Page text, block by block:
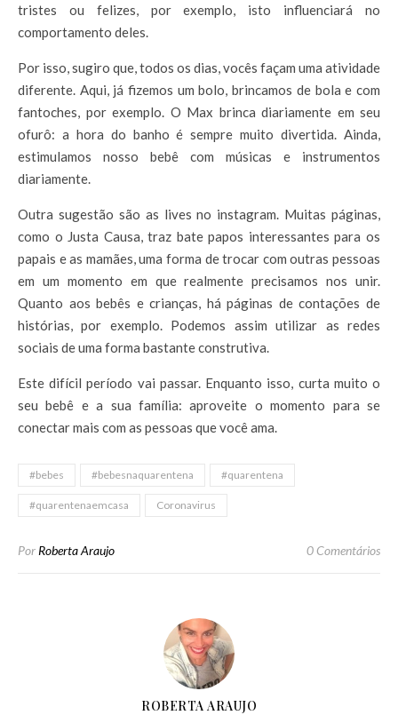
tristes ou felizes, por exemplo, isto influenciará no
comportamento deles.
Por isso, sugiro que, todos os dias, vocês façam uma atividade
diferente. Aqui, já fizemos um bolo, brincamos de bola e com
fantoches, por exemplo. O Max brinca diariamente em seu
ofurô: a hora do banho é sempre muito divertida. Ainda,
estimulamos nosso bebê com músicas e instrumentos
diariamente.
Outra sugestão são as lives no instagram. Muitas páginas,
como o Justa Causa, traz bate papos interessantes para os
papais e as mamães, uma forma de trocar com outras pessoas
em um momento em que realmente precisamos nos unir.
Quanto aos bebês e crianças, há páginas de contações de
histórias, por exemplo. Podemos assim utilizar as redes
sociais de uma forma bastante construtiva.
Este difícil período vai passar. Enquanto isso, curta muito o
seu bebê e a sua família: aproveite o momento para se
conectar mais com as pessoas que você ama.
#bebes #bebesnaquarentena #quarentena
#quarentenaemcasa Coronavirus
Por Roberta Araujo 0 Comentários
ROBERTA ARAUJO